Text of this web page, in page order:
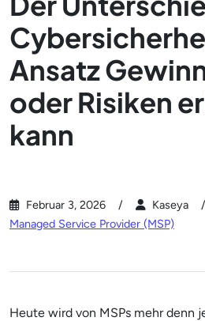
Ansatz
oder Risiken
kann
Februar 3, 2026 Kaseya
Managed Service Provider (MSP)
Heute wird von MSPs mehr denn